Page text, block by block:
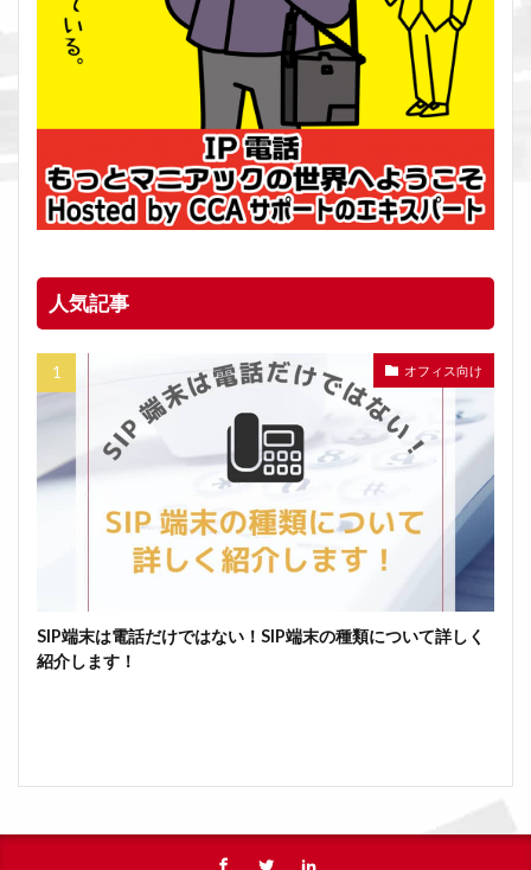
人気記事
オフィス向け
SIP端末は電話だけではない！SIP端末の種類について詳しく
紹介します！